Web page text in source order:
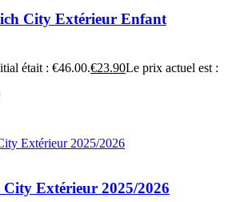
City Extérieur Enfant
était : €46.00.€23.90Le prix actuel est :
Extérieur 2025/2026